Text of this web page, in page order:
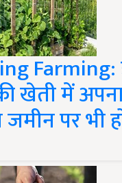
खेती में
पर भी